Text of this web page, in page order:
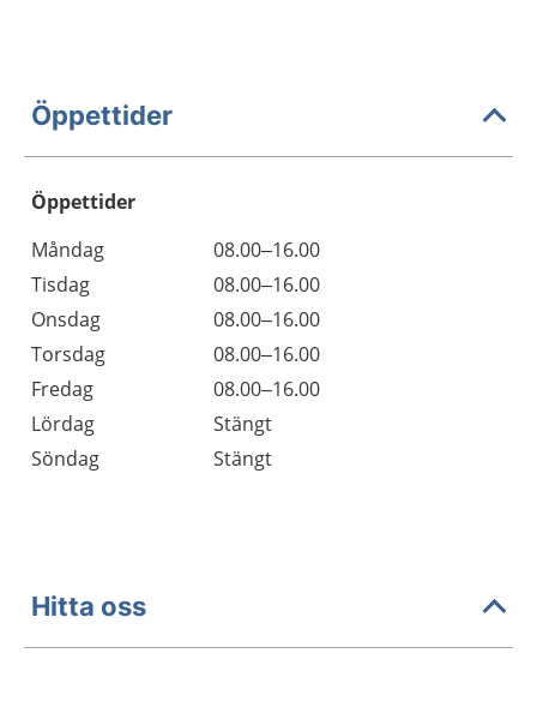
Öppettider
Öppettider
Dag
Öppettider
Kommentarer
Måndag
08.00–16.00
Tisdag
08.00–16.00
Onsdag
08.00–16.00
Torsdag
08.00–16.00
Fredag
08.00–16.00
Lördag
Stängt
Söndag
Stängt
Hitta oss